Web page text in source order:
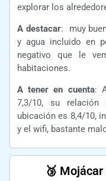
explorar los
A destacar: muy
y agua incluido en
negativo que le
habitaciones.
A tener en cuenta:
7,3/10, su
ubicación es 8,4/10,
y el wifi, bastante
🥉